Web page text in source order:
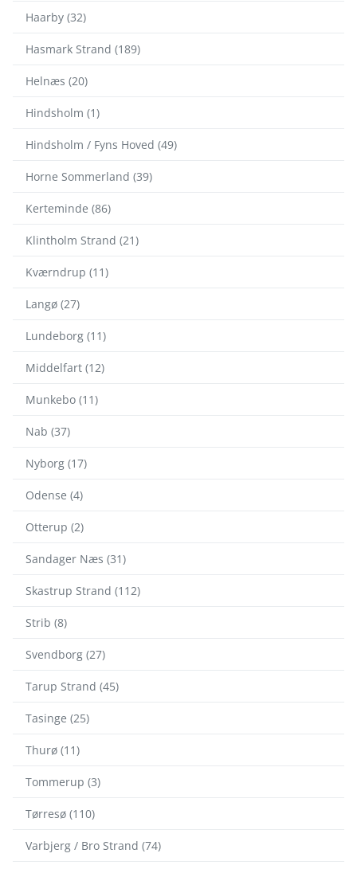
Haarby (32)
Hasmark Strand (189)
Helnæs (20)
Hindsholm (1)
Hindsholm / Fyns Hoved (49)
Horne Sommerland (39)
Kerteminde (86)
Klintholm Strand (21)
Kværndrup (11)
Langø (27)
Lundeborg (11)
Middelfart (12)
Munkebo (11)
Nab (37)
Nyborg (17)
Odense (4)
Otterup (2)
Sandager Næs (31)
Skastrup Strand (112)
Strib (8)
Svendborg (27)
Tarup Strand (45)
Tasinge (25)
Thurø (11)
Tommerup (3)
Tørresø (110)
Varbjerg / Bro Strand (74)